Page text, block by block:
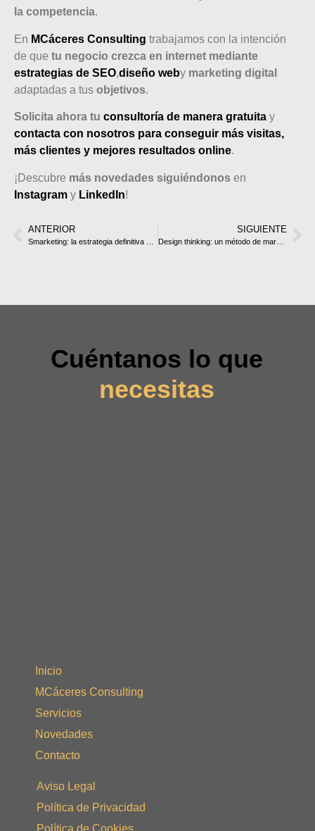
la competencia.
En MCáceres Consulting trabajamos con la intención
de que tu negocio crezca en internet mediante
estrategias de SEO,diseño weby marketing digital
adaptadas a tus objetivos.
Solicita ahora tu consultoría de manera gratuita y
contacta con nosotros para conseguir más visitas,
más clientes y mejores resultados online.
¡Descubre más novedades siguiéndonos en
Instagram y LinkedIn!
ANTERIOR SIGUIENTE
Design thinking: un método de marketing innovador y centrado en las personas
Cuéntanos lo que
necesitas
Inicio
MCáceres Consulting
Servicios
Novedades
Contacto
Aviso Legal
Política de Privacidad
Política de Cookies